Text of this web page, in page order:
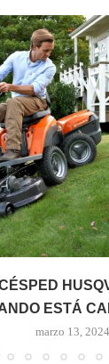
ESTÁ
marzo 13, 2024